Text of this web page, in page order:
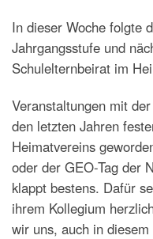
In dieser Woche folgte
Jahrgangsstufe und
Schulelternbeirat im
Veranstaltungen mit
den letzten Jahren
Heimatvereins
oder der GEO-Tag der
klappt bestens. Dafür
ihrem Kollegium
wir uns, auch in